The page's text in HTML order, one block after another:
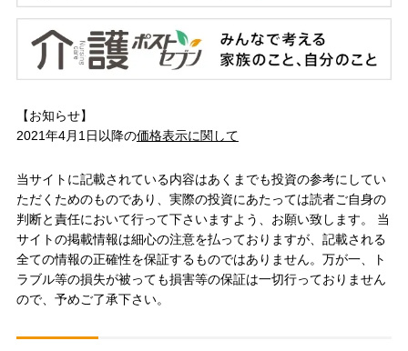
【お知らせ】
2021年4月1日以降の価格表示に関して
当サイトに記載されている内容はあくまでも投資の参考にしてい
ただくためのものであり、実際の投資にあたっては読者ご自身の
判断と責任において行って下さいますよう、お願い致します。 当
サイトの掲載情報は細心の注意を払っておりますが、記載される
全ての情報の正確性を保証するものではありません。万が一、ト
ラブル等の損失が被っても損害等の保証は一切行っておりません
ので、予めご了承下さい。